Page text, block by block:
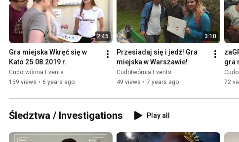
2:45
Gra miejska Wkręć się w
Kato 25.08.2019 r.
Cudotwórnia Events
159 views • 6 years ago
3:10
Przesiadaj się i jedź! Gra
miejska w Warszawie!
Cudotwórnia Events
49 views • 7 years ago
gra
72
Śledztwa / Investigations Play all